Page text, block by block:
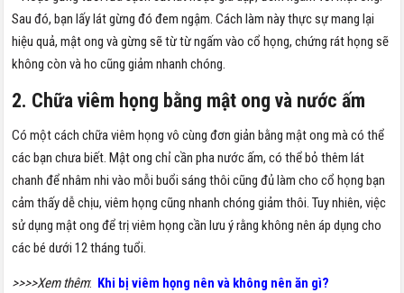
Sau đó, bạn lấy lát gừng đó đem ngậm. Cách làm này thực sự mang lại
hiệu quả, mật ong và gừng sẽ từ từ ngấm vào cổ họng, chứng rát họng sẽ
không còn và ho cũng giảm nhanh chóng.
2. Chữa viêm họng bằng mật ong và nước ấm
Có một cách chữa viêm họng vô cùng đơn giản bằng mật ong mà có thể
các bạn chưa biết. Mật ong chỉ cần pha nước ấm, có thể bỏ thêm lát
chanh để nhâm nhi vào mỗi buổi sáng thôi cũng đủ làm cho cổ họng bạn
cảm thấy dễ chịu, viêm họng cũng nhanh chóng giảm thôi. Tuy nhiên, việc
sử dụng mật ong để trị viêm họng cần lưu ý rằng không nên áp dụng cho
các bé dưới 12 tháng tuổi.
>>>>Xem thêm: Khi bị viêm họng nên và không nên ăn gì?